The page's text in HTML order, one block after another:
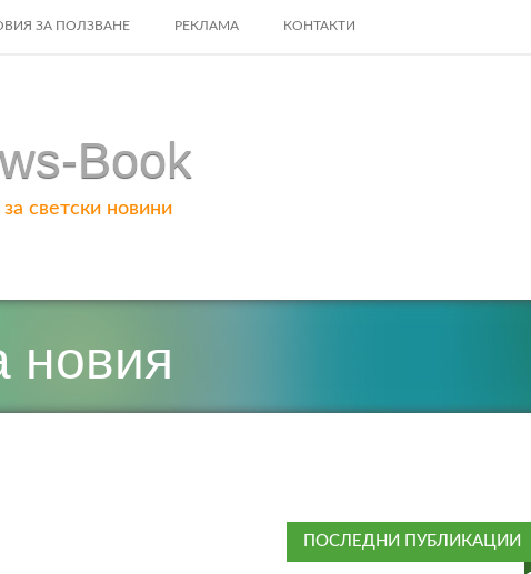
ЗА ПОЛЗВАНЕ РЕКЛАМА КОНТАКТИ
Book
светски новини
новия
ПОСЛЕДНИ ПУБЛИКАЦИИ